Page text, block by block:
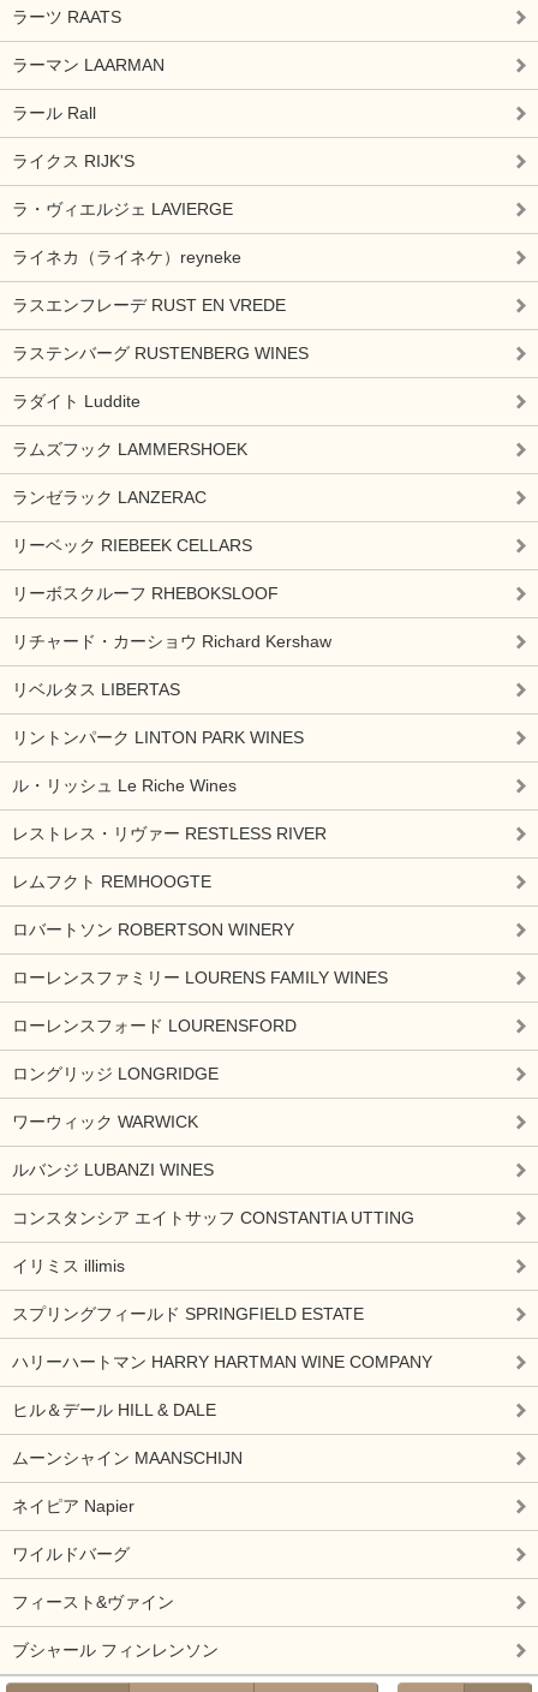
ラーツ RAATS
ラーマン LAARMAN
ラール Rall
ライクス RIJK'S
ラ・ヴィエルジェ LAVIERGE
ライネカ（ライネケ）reyneke
ラスエンフレーデ RUST EN VREDE
ラステンバーグ RUSTENBERG WINES
ラダイト Luddite
ラムズフック LAMMERSHOEK
ランゼラック LANZERAC
リーベック RIEBEEK CELLARS
リーボスクルーフ RHEBOKSLOOF
リチャード・カーショウ Richard Kershaw
リベルタス LIBERTAS
リントンパーク LINTON PARK WINES
ル・リッシュ Le Riche Wines
レストレス・リヴァー RESTLESS RIVER
レムフクト REMHOOGTE
ロバートソン ROBERTSON WINERY
ローレンスファミリー LOURENS FAMILY WINES
ローレンスフォード LOURENSFORD
ロングリッジ LONGRIDGE
ワーウィック WARWICK
ルバンジ LUBANZI WINES
コンスタンシア エイトサッフ CONSTANTIA UTTING
イリミス illimis
スプリングフィールド SPRINGFIELD ESTATE
ハリーハートマン HARRY HARTMAN WINE COMPANY
ヒル＆デール HILL & DALE
ムーンシャイン MAANSCHIJN
ネイピア Napier
ワイルドバーグ
フィースト&ヴァイン
ブシャール フィンレンソン